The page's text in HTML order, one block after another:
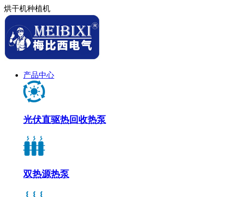
烘干机种植机
产品中心
光伏直驱热回收热泵
双热源热泵